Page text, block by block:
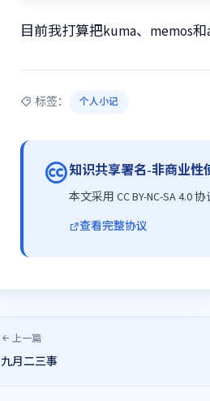
目前我打算把kuma、memos
标签： 个人小记
知识共享署名-非商业性
本文采用 CC BY-NC-SA 4.0
查看完整协议
上一篇
九月二三事